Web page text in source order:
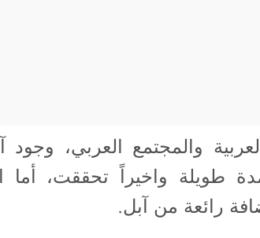
والمجتمع العربي،
طويلة واخيراً تحققت، أما
رائعة من آبل.